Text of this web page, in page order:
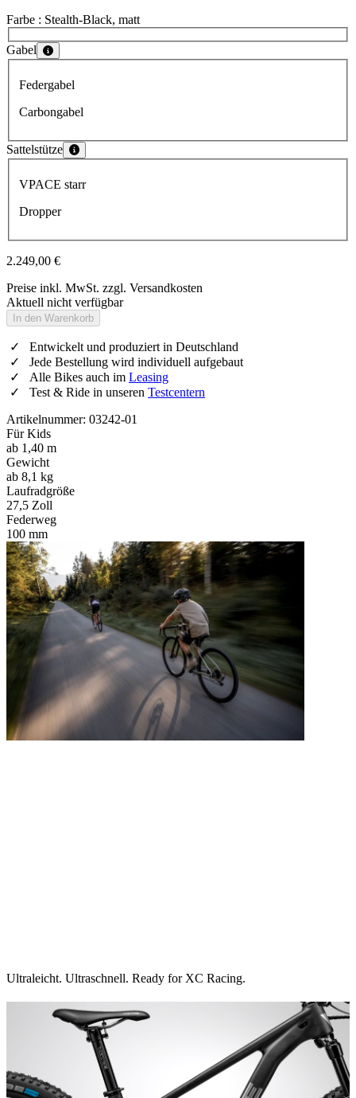
Farbe : Stealth-Black, matt
Wähle eine Farbe
Gabel
Federgabel
Carbongabel
Sattelstütze
VPACE starr
Dropper
2.249,00 €
Preise inkl. MwSt. zzgl. Versandkosten
Aktuell nicht verfügbar
In den Warenkorb
Entwickelt und produziert in Deutschland
Jede Bestellung wird individuell aufgebaut
Alle Bikes auch im Leasing
Test & Ride in unseren Testcentern
Artikelnummer: 03242-01
Für Kids
ab 1,40 m
Gewicht
ab 8,1 kg
Laufradgröße
27,5 Zoll
Federweg
100 mm
Ultraleicht. Ultraschnell. Ready for XC Racing.